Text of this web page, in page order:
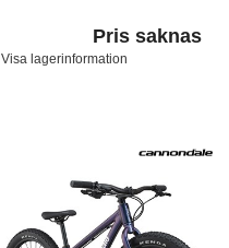
Pris saknas
Visa lagerinformation